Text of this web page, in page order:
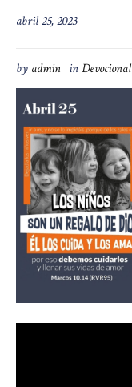
abril 25, 2023
by admin inDevocional